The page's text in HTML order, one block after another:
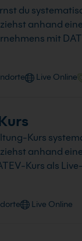
du
anhand
mit
Live Online
Kurs
anhand
Kurs als
Live Online